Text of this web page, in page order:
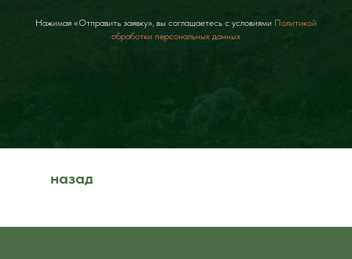
Нажимая «Отправить заявку», вы соглашаетесь с условиями Политикой
обработки персональных данных
назад